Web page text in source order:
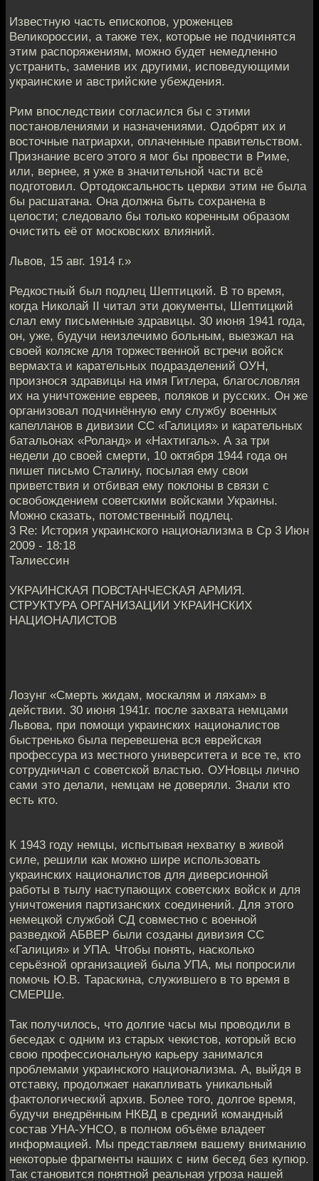
Известную часть епископов, уроженцев
Великороссии, а также тех, которые не подчинятся
этим распоряжениям, можно будет немедленно
устранить, заменив их другими, исповедующими
украинские и австрийские убеждения.
Рим впоследствии согласился бы с этими
постановлениями и назначениями. Одобрят их и
восточные патриархи, оплаченные правительством.
Признание всего этого я мог бы провести в Риме,
или, вернее, я уже в значительной части всё
подготовил. Ортодоксальность церкви этим не была
бы расшатана. Она должна быть сохранена в
целости; следовало бы только коренным образом
очистить её от московских влияний.
Львов, 15 авг. 1914 г.»
Редкостный был подлец Шептицкий. В то время,
когда Николай II читал эти документы, Шептицкий
слал ему письменные здравицы. 30 июня 1941 года,
он, уже, будучи неизлечимо больным, выезжал на
своей коляске для торжественной встречи войск
вермахта и карательных подразделений ОУН,
произнося здравицы на имя Гитлера, благословляя
их на уничтожение евреев, поляков и русских. Он же
организовал подчинённую ему службу военных
капелланов в дивизии СС «Галиция» и карательных
батальонах «Роланд» и «Нахтигаль». А за три
недели до своей смерти, 10 октября 1944 года он
пишет письмо Сталину, посылая ему свои
приветствия и отбивая ему поклоны в связи с
освобождением советскими войсками Украины.
Можно сказать, потомственный подлец.
3 Re: История украинского национализма в Ср 3 Июн
2009 - 18:18
Талиессин
УКРАИНСКАЯ ПОВСТАНЧЕСКАЯ АРМИЯ.
СТРУКТУРА ОРГАНИЗАЦИИ УКРАИНСКИХ
НАЦИОНАЛИСТОВ
Лозунг «Смерть жидам, москалям и ляхам» в
действии. 30 июня 1941г. после захвата немцами
Львова, при помощи украинских националистов
быстренько была перевешена вся еврейская
профессура из местного университета и все те, кто
сотрудничал с советской властью. ОУНовцы лично
сами это делали, немцам не доверяли. Знали кто
есть кто.
К 1943 году немцы, испытывая нехватку в живой
силе, решили как можно шире использовать
украинских националистов для диверсионной
работы в тылу наступающих советских войск и для
уничтожения партизанских соединений. Для этого
немецкой службой СД совместно с военной
разведкой АБВЕР были созданы дивизия СС
«Галиция» и УПА. Чтобы понять, насколько
серьёзной организацией была УПА, мы попросили
помочь Ю.В. Тараскина, служившего в то время в
СМЕРШе.
Так получилось, что долгие часы мы проводили в
беседах с одним из старых чекистов, который всю
свою профессиональную карьеру занимался
проблемами украинского национализма. А, выйдя в
отставку, продолжает накапливать уникальный
фактологический архив. Более того, долгое время,
будучи внедрённым НКВД в средний командный
состав УНА-УНСО, в полном объёме владеет
информацией. Мы представляем вашему вниманию
некоторые фрагменты наших с ним бесед без купюр.
Так становится понятной реальная угроза нашей